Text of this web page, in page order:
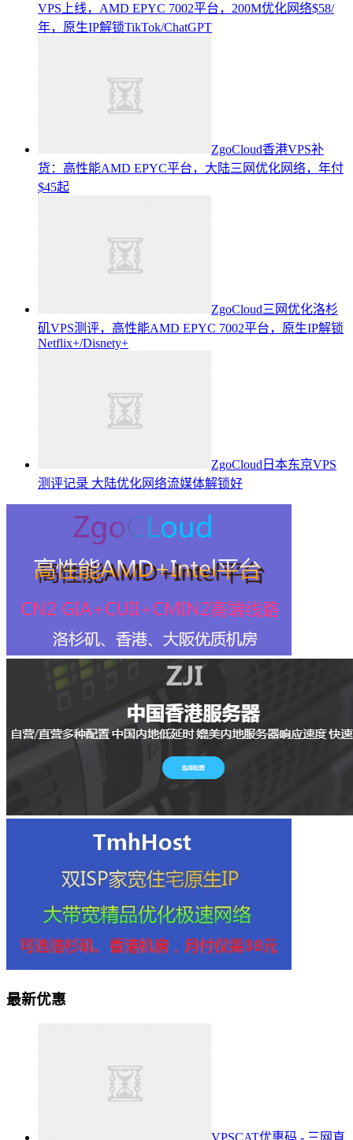
VPS上线，AMD EPYC 7002平台，200M优化网络$58/
年，原生IP解锁TikTok/ChatGPT
ZgoCloud香港VPS补
货：高性能AMD EPYC平台，大陆三网优化网络，年付
$45起
ZgoCloud三网优化洛杉
矶VPS测评，高性能AMD EPYC 7002平台，原生IP解锁
Netflix+/Disnety+
ZgoCloud日本东京VPS
测评记录 大陆优化网络流媒体解锁好
最新优惠